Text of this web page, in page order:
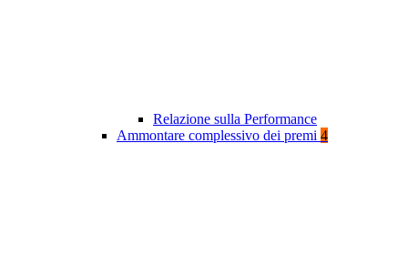
Relazione sulla Performance
Ammontare complessivo dei premi 4